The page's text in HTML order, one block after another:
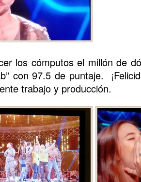
los cómputos el millón de
con 97.5 de puntaje.
trabajo y producción.